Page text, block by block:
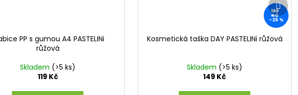
PP s gumou A4 PASTELINi
růžová
Skladem (>5 ks)
119 Kč
199
KČ
–25 %
Kosmetická taška DAY PASTELINi růžová
Skladem (>5 ks)
149 Kč